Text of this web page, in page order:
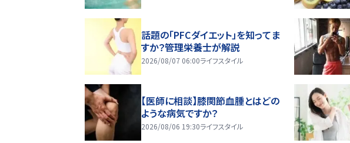
話題の「PFCダイエット」を知ってま
すか？管理栄養士が解説
2026/08/07 06:00ライフスタイル
【医師に相談】膝関節血腫とはどの
ような病気ですか？
2026/08/06 19:30ライフスタイル